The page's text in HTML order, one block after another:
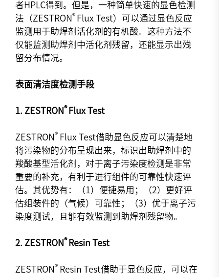
者HPLC得到。但是，一种简单快速的显色检测
法（ZESTRON® Flux Test）可以通过显色反应
监测用于助焊剂活化剂的有机酸。这种方法不
仅能监测助焊剂中活化剂残留，还能显示出残
留分布情况。
表面清洁度检测手段
1. ZESTRON® Flux Test
ZESTRON® Flux Test借助显色反应可以清楚地
将污染物的分布呈现出来，标识出助焊剂中的
羧酸基型活化剂，对于离子污染度检测是非常
重要的补充，有利于进行组件的可靠性快速评
估。其优势有：（1）便捷易用；（2）更好评
估组装件的（气候）可靠性；（3）优于离子污
染度测试，且能有效监测到助焊剂残留物。
2. ZESTRON® Resin Test
ZESTRON® Resin Test借助于显色反应，可以在